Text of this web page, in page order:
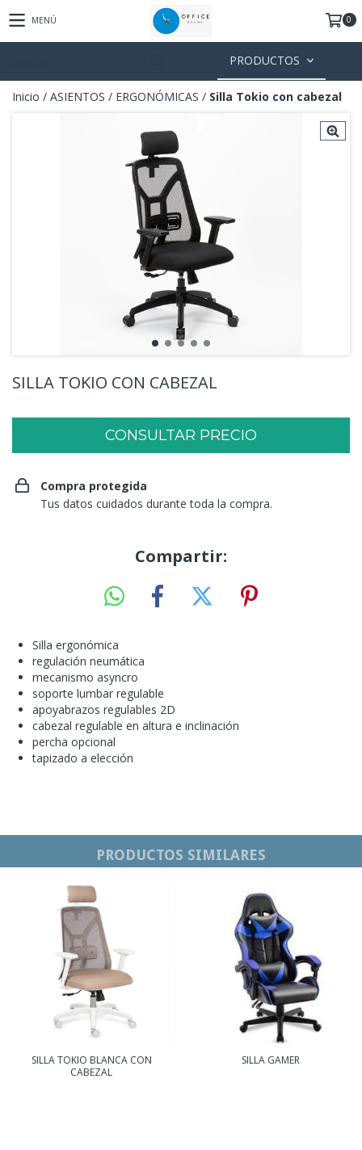
MENÚ 0
PRODUCTOS
Inicio / ASIENTOS / ERGONÓMICAS / Silla Tokio con cabezal
SILLA TOKIO CON CABEZAL
Compra protegida
Tus datos cuidados durante toda la compra.
Compartir:
Silla ergonómica
regulación neumática
mecanismo asyncro
soporte lumbar regulable
apoyabrazos regulables 2D
cabezal regulable en altura e inclinación
percha opcional
tapizado a elección
PRODUCTOS SIMILARES
SILLA TOKIO BLANCA CON
CABEZAL
SILLA GAMER